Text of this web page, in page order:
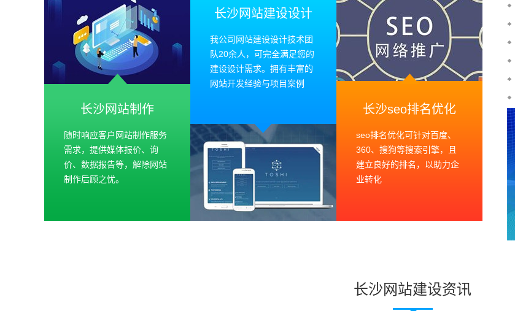
长沙网站制作
随时响应客户网站制作服务
需求，提供媒体报价、询
价、数据报告等，解除网站
制作后顾之忧。
长沙网站建设设计
我公司网站建设设计技术团
队20余人，可完全满足您的
建设设计需求。拥有丰富的
网站开发经验与项目案例
长沙seo排名优化
seo排名优化可针对百度、
360、搜狗等搜索引擎，且
建立良好的排名，以助力企
业转化
长沙网站建设资讯